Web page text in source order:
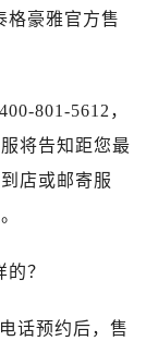
云南省西双版纳傣族自治州景洪市宣慰大道泰格豪雅售后服务中心（需提前预约）
重庆市江北区观音桥步行街2号融恒时代广场9层902室泰格豪雅售后服务中心（需提前预约）
新疆维吾尔自治区乌鲁木齐市天山区红山路26号时代广场（CCMALL）C座17层17-B泰格豪雅售后服务中心（需提前预约）
江苏省无锡市梁溪区人民中路139号恒隆广场写字楼1座11层1104室泰格豪雅售后服务中心（需提前预约）
格豪雅官方售
801-5612，
将告知距您最
店或邮寄服
？
话预约后，售